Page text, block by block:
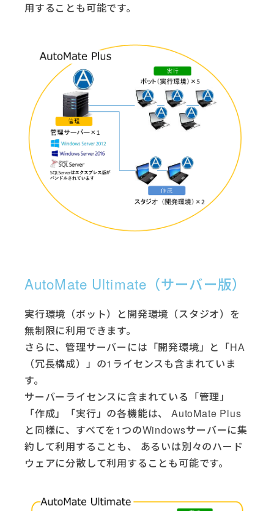
用することも可能です。
AutoMate Ultimate（サーバー版）
実行環境（ボット）と開発環境（スタジオ）を
無制限に利用できます。
さらに、管理サーバーには「開発環境」と「HA
（冗長構成）」の1ライセンスも含まれていま
す。
サーバーライセンスに含まれている「管理」
「作成」「実行」の各機能は、 AutoMate Plus
と同様に、すべてを1つのWindowsサーバーに集
約して利用することも、 あるいは別々のハード
ウェアに分散して利用することも可能です。